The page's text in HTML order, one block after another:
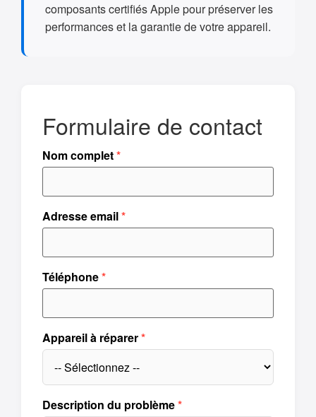
composants certifiés Apple pour préserver les
performances et la garantie de votre appareil.
Formulaire de contact
Nom complet
Adresse email
Téléphone
Appareil à réparer
Description du problème